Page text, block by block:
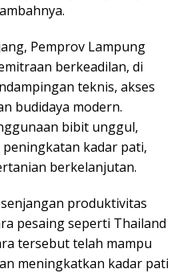
Pemprov Lampung
berkeadilan, di
teknis, akses
budidaya modern.
bibit unggul,
kadar pati,
berkelanjutan.
produktivitas
pesaing seperti Thailand
tersebut telah mampu
meningkatkan kadar pati